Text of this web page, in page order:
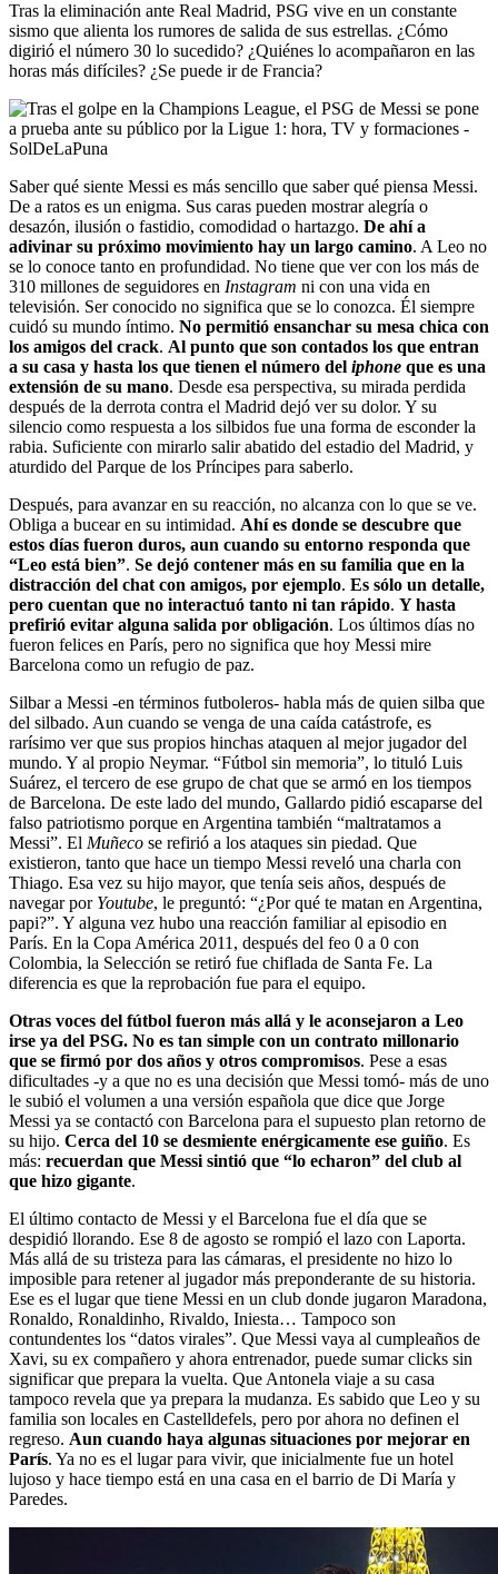
Tras la eliminación ante Real Madrid, PSG vive en un constante
sismo que alienta los rumores de salida de sus estrellas. ¿Cómo
digirió el número 30 lo sucedido? ¿Quiénes lo acompañaron en las
horas más difíciles? ¿Se puede ir de Francia?
Saber qué siente Messi es más sencillo que saber qué piensa Messi.
De a ratos es un enigma. Sus caras pueden mostrar alegría o
desazón, ilusión o fastidio, comodidad o hartazgo. De ahí a
adivinar su próximo movimiento hay un largo camino. A Leo no
se lo conoce tanto en profundidad. No tiene que ver con los más de
310 millones de seguidores en Instagram ni con una vida en
televisión. Ser conocido no significa que se lo conozca. Él siempre
cuidó su mundo íntimo. No permitió ensanchar su mesa chica con
los amigos del crack. Al punto que son contados los que entran
a su casa y hasta los que tienen el número del iphone que es una
extensión de su mano. Desde esa perspectiva, su mirada perdida
después de la derrota contra el Madrid dejó ver su dolor. Y su
silencio como respuesta a los silbidos fue una forma de esconder la
rabia. Suficiente con mirarlo salir abatido del estadio del Madrid, y
aturdido del Parque de los Príncipes para saberlo.
Después, para avanzar en su reacción, no alcanza con lo que se ve.
Obliga a bucear en su intimidad. Ahí es donde se descubre que
estos días fueron duros, aun cuando su entorno responda que
“Leo está bien”. Se dejó contener más en su familia que en la
distracción del chat con amigos, por ejemplo. Es sólo un detalle,
pero cuentan que no interactuó tanto ni tan rápido. Y hasta
prefirió evitar alguna salida por obligación. Los últimos días no
fueron felices en París, pero no significa que hoy Messi mire
Barcelona como un refugio de paz.
Silbar a Messi -en términos futboleros- habla más de quien silba que
del silbado. Aun cuando se venga de una caída catástrofe, es
rarísimo ver que sus propios hinchas ataquen al mejor jugador del
mundo. Y al propio Neymar. “Fútbol sin memoria”, lo tituló Luis
Suárez, el tercero de ese grupo de chat que se armó en los tiempos
de Barcelona. De este lado del mundo, Gallardo pidió escaparse del
falso patriotismo porque en Argentina también “maltratamos a
Messi”. El Muñeco se refirió a los ataques sin piedad. Que
existieron, tanto que hace un tiempo Messi reveló una charla con
Thiago. Esa vez su hijo mayor, que tenía seis años, después de
navegar por Youtube, le preguntó: “¿Por qué te matan en Argentina,
papi?”. Y alguna vez hubo una reacción familiar al episodio en
París. En la Copa América 2011, después del feo 0 a 0 con
Colombia, la Selección se retiró fue chiflada de Santa Fe. La
diferencia es que la reprobación fue para el equipo.
Otras voces del fútbol fueron más allá y le aconsejaron a Leo
irse ya del PSG. No es tan simple con un contrato millonario
que se firmó por dos años y otros compromisos. Pese a esas
dificultades -y a que no es una decisión que Messi tomó- más de uno
le subió el volumen a una versión española que dice que Jorge
Messi ya se contactó con Barcelona para el supuesto plan retorno de
su hijo. Cerca del 10 se desmiente enérgicamente ese guiño. Es
más: recuerdan que Messi sintió que “lo echaron” del club al
que hizo gigante.
El último contacto de Messi y el Barcelona fue el día que se
despidió llorando. Ese 8 de agosto se rompió el lazo con Laporta.
Más allá de su tristeza para las cámaras, el presidente no hizo lo
imposible para retener al jugador más preponderante de su historia.
Ese es el lugar que tiene Messi en un club donde jugaron Maradona,
Ronaldo, Ronaldinho, Rivaldo, Iniesta… Tampoco son
contundentes los “datos virales”. Que Messi vaya al cumpleaños de
Xavi, su ex compañero y ahora entrenador, puede sumar clicks sin
significar que prepara la vuelta. Que Antonela viaje a su casa
tampoco revela que ya prepara la mudanza. Es sabido que Leo y su
familia son locales en Castelldefels, pero por ahora no definen el
regreso. Aun cuando haya algunas situaciones por mejorar en
París. Ya no es el lugar para vivir, que inicialmente fue un hotel
lujoso y hace tiempo está en una casa en el barrio de Di María y
Paredes.